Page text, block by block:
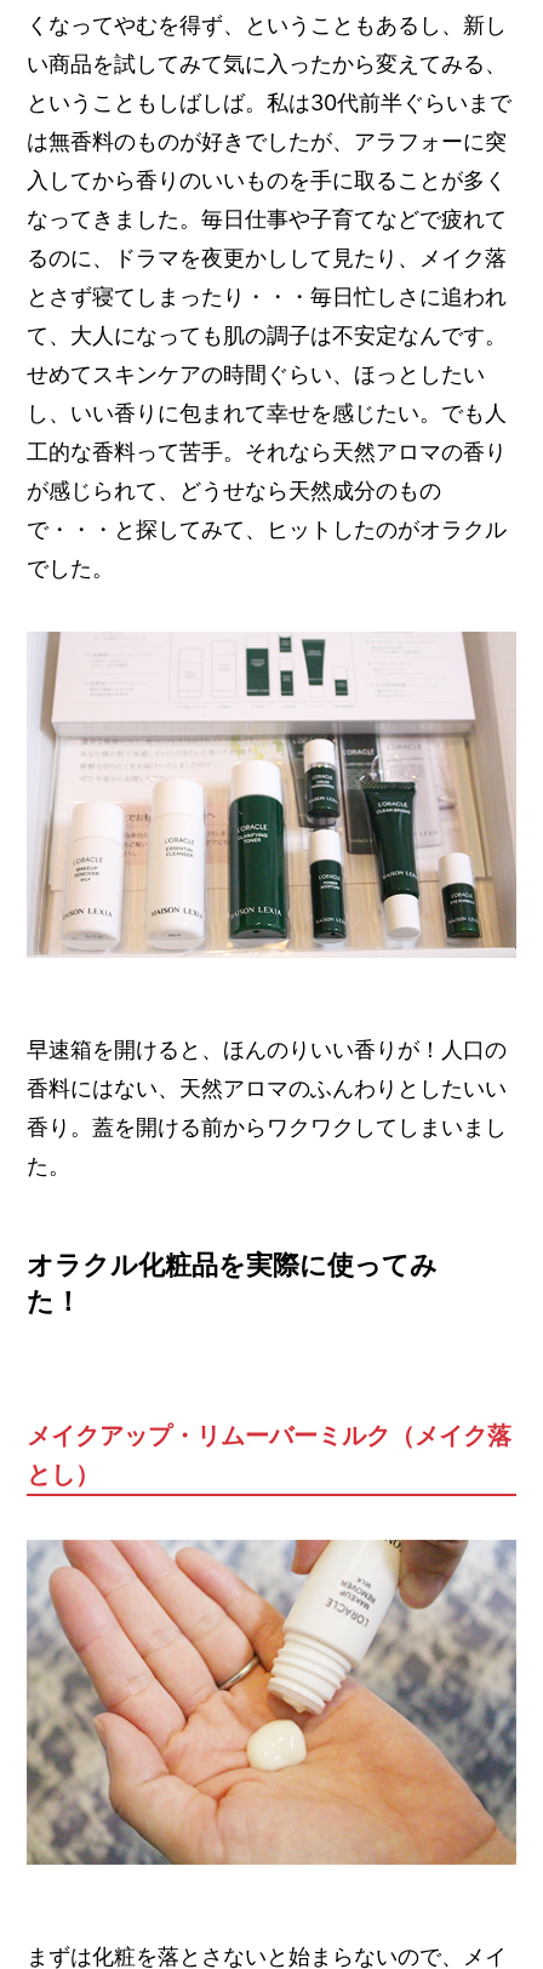
くなってやむを得ず、ということもあるし、新し
い商品を試してみて気に入ったから変えてみる、
ということもしばしば。私は30代前半ぐらいまで
は無香料のものが好きでしたが、アラフォーに突
入してから香りのいいものを手に取ることが多く
なってきました。毎日仕事や子育てなどで疲れて
るのに、ドラマを夜更かしして見たり、メイク落
とさず寝てしまったり・・・毎日忙しさに追われ
て、大人になっても肌の調子は不安定なんです。
せめてスキンケアの時間ぐらい、ほっとしたい
し、いい香りに包まれて幸せを感じたい。でも人
工的な香料って苦手。それなら天然アロマの香り
が感じられて、どうせなら天然成分のもの
で・・・と探してみて、ヒットしたのがオラクル
でした。
早速箱を開けると、ほんのりいい香りが！人口の
香料にはない、天然アロマのふんわりとしたいい
香り。蓋を開ける前からワクワクしてしまいまし
た。
オラクル化粧品を実際に使ってみ
た！
メイクアップ・リムーバーミルク（メイク落
とし）
まずは化粧を落とさないと始まらないので、メイ